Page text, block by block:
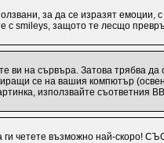
за да се изразят
с smileys, защото те лесщо
на сървъра. Затова трябва
се на вашия компютър
използвайте съответния
възможно най-скоро!